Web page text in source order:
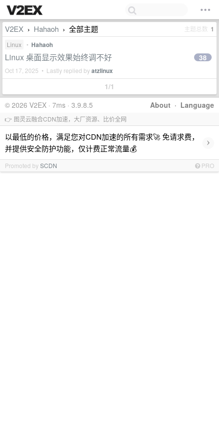
V2EX › Hahaoh › 全部主题 主题总数 1
Linux • Hahaoh
Linux 桌面显示效果始终调不好
Oct 17, 2025 • Lastly replied byatzlinux
38
1/1
About · Language
© 2026 V2EX · 7ms · 3.9.8.5
👉 图灵云融合CDN加速，大厂资源、比价全网
以最低的价格，满足您对CDN加速的所有需求🚀 免请求费，
并提供安全防护功能，仅计费正常流量💰
›
Promoted bySCDN PRO